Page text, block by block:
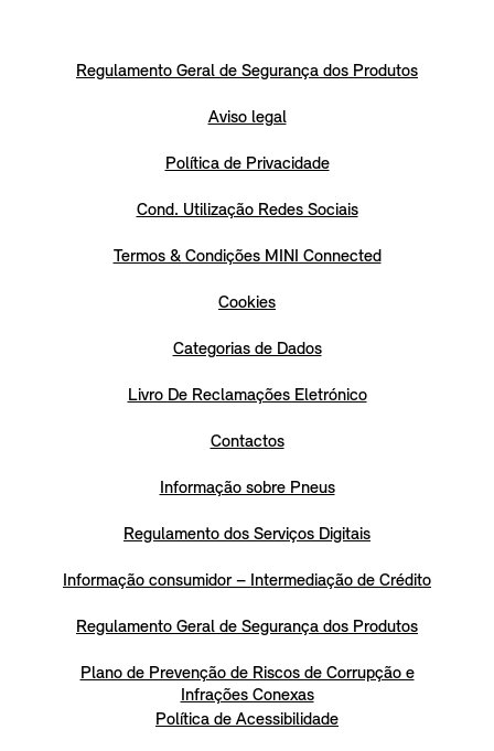
Regulamento Geral de Segurança dos Produtos
Aviso legal
Política de Privacidade
Cond. Utilização Redes Sociais
Termos & Condições MINI Connected
Cookies
Categorias de Dados
Livro De Reclamações Eletrónico
Contactos
Informação sobre Pneus
Regulamento dos Serviços Digitais
Informação consumidor – Intermediação de Crédito
Regulamento Geral de Segurança dos Produtos
Plano de Prevenção de Riscos de Corrupção e
Infrações Conexas
Política de Acessibilidade